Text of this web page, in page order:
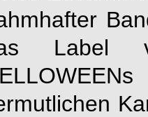
Label
s